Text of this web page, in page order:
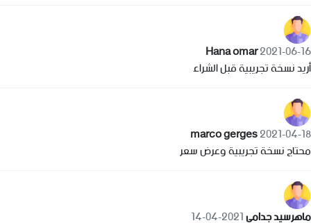
Hana omar2021-06-16
أريد نسخة تجريبية قبل الشراء
marco gerges2021-04-18
محتاج نسخة تجريبية وعرض سعر
ماهرسيد جدامى2021-04-14